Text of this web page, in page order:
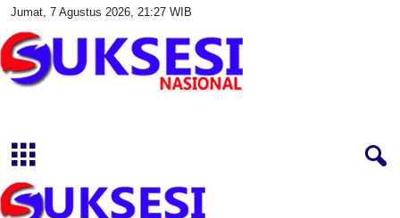
Jumat, 7 Agustus 2026, 21:27 WIB
s
i